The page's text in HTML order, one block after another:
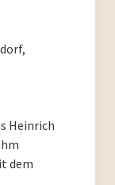
Heinrich
dem